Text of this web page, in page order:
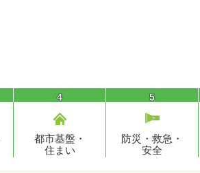
4
都市基盤・
住まい
5
防災・救急・
安全